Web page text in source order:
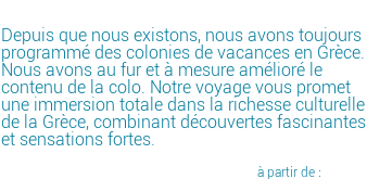
Depuis que nous existons, nous avons toujours
programmé des colonies de vacances en Grèce.
Nous avons au fur et à mesure amélioré le
contenu de la colo. Notre voyage vous promet
une immersion totale dans la richesse culturelle
de la Grèce, combinant découvertes fascinantes
et sensations fortes.
à partir de :